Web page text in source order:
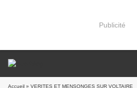
Publicité
Accueil » VERITES ET MENSONGES SUR VOLTAIRE